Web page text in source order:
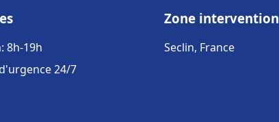
8h-19h
24/7
Zone intervention
Seclin, France